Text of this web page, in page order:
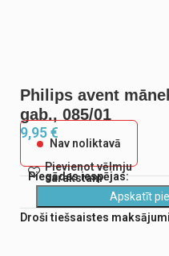
Philips avent
gab., 085/01
9,95€
Nav noliktavā
Pievienot vēlmju
sarakstam
Piegādes iespējas:
Apskatīt
Droši tiešsaistes